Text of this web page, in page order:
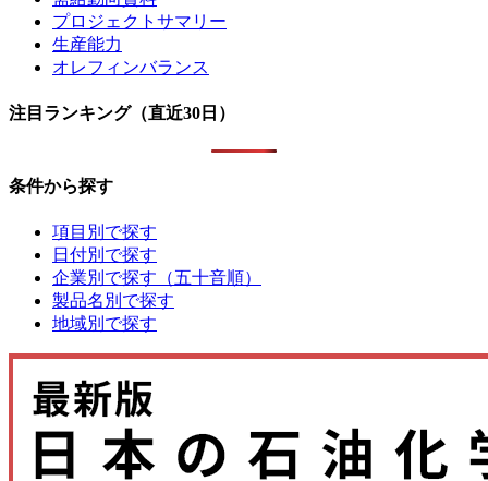
プロジェクトサマリー
生産能力
オレフィンバランス
注目ランキング（直近30日）
条件から探す
項目別で探す
日付別で探す
企業別で探す（五十音順）
製品名別で探す
地域別で探す